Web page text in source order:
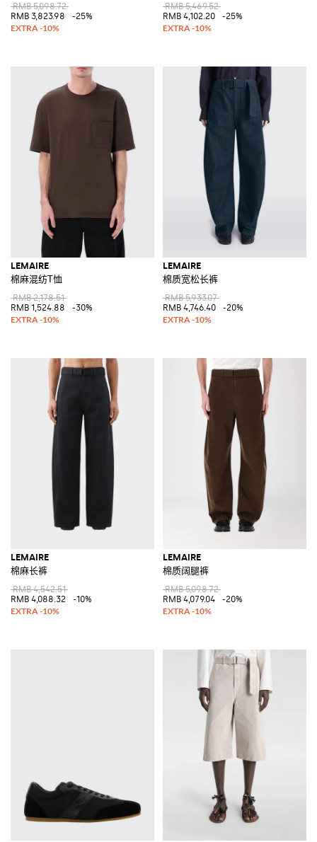
RMB 5,098.72
RMB 3,823.98
-25%
RMB 5,469.52
RMB 4,102.20
-25%
LEMAIRE
棉麻混纺T恤
RMB 2,178.51
RMB 1,524.88
-30%
LEMAIRE
棉质宽松长裤
RMB 5,933.07
RMB 4,746.40
-20%
LEMAIRE
棉麻长裤
RMB 4,542.51
RMB 4,088.32
-10%
LEMAIRE
棉质阔腿裤
RMB 5,098.72
RMB 4,079.04
-20%